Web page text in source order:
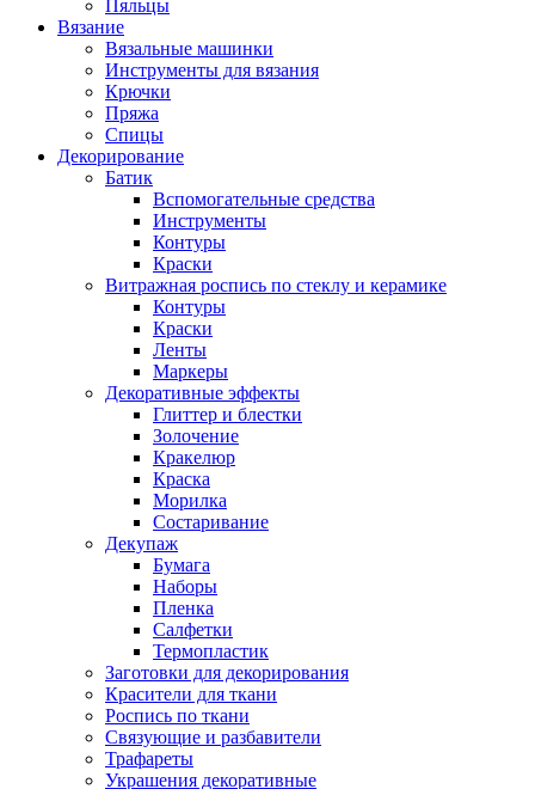
Пяльцы
Вязание
Вязальные машинки
Инструменты для вязания
Крючки
Пряжа
Спицы
Декорирование
Батик
Вспомогательные средства
Инструменты
Контуры
Краски
Витражная роспись по стеклу и керамике
Контуры
Краски
Ленты
Маркеры
Декоративные эффекты
Глиттер и блестки
Золочение
Кракелюр
Краска
Морилка
Состаривание
Декупаж
Бумага
Наборы
Пленка
Салфетки
Термопластик
Заготовки для декорирования
Красители для ткани
Роспись по ткани
Связующие и разбавители
Трафареты
Украшения декоративные